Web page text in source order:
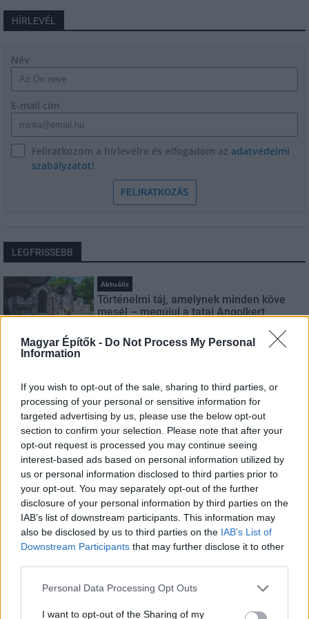
Magyar Építők - Do Not Process My Personal
Information
If you wish to opt-out of the sale, sharing to third parties, or
processing of your personal or sensitive information for
targeted advertising by us, please use the below opt-out
section to confirm your selection. Please note that after your
opt-out request is processed you may continue seeing
interest-based ads based on personal information utilized by
us or personal information disclosed to third parties prior to
your opt-out. You may separately opt-out of the further
disclosure of your personal information by third parties on the
IAB’s list of downstream participants. This information may
also be disclosed by us to third parties on the IAB’s List of
Downstream Participants that may further disclose it to other
Please note that this website/app uses one or more Google
not limited to your visit or usage behaviour. You may click to
Personal Data Processing Opt Outs
I want to opt-out of the Sharing of my
HÍRLEVÉL
Név
E-mail cím
Feliratkozom a hírlevélre és elfogadom az adatvédelmi
szabályzatot!
FELIRATKOZÁS
LEGFRISSEBB
Aktuális
Történelmi táj, amelynek minden köve
mesél – megújul a tatai Angolkert
M1 bővítés: már zajlik a teljesen új
Bicske Kelet csomópont építése
Kötött pálya
Új gyalogosátkelők és jelzőlámpás
csomópont épül Angyalföldön
Mi épül?
Másfélszeresére bővítik
Hódmezővásárhely jó hírű református